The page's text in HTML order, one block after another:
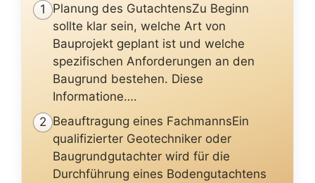
1
Planung des GutachtensZu Beginn
sollte klar sein, welche Art von
Bauprojekt geplant ist und welche
spezifischen Anforderungen an den
Baugrund bestehen. Diese
Informatione….
2 Beauftragung eines FachmannsEin
qualifizierter Geotechniker oder
Baugrundgutachter wird für die
Durchführung eines Bodengutachtens